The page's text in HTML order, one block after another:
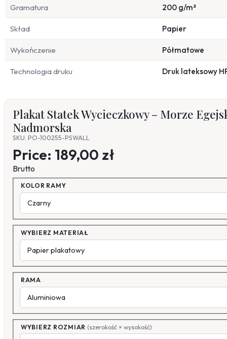
Gramatura 200 g/m²
Skład Papier
Wykończenie Półmatowe
Technologia druku Druk lateksowy
Plakat Statek Wycieczkowy – Morze
Nadmorska
SKU: PO-100255-PSWALL
Price: 189,00 zł
Brutto
KOLOR RAMY
WYBIERZ MATERIAŁ
RAMA
WYBIERZ ROZMIAR (szerokość × wysokość)